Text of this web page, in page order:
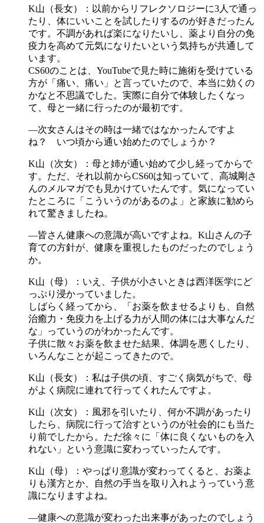
K山（長女）：以前からリフレクソロジーに3人で通っ
たり、体にいいことを試したりするのが好きだったん
です。不調があれば楽になりたいし、薬より自分の免
疫力を高めて元気になりたいという気持ちが共通して
います。
CS60のことは、YouTubeで見た時に施術を受けている
方が「痛い、痛い」と言っていたので、本当に効くの
かなと不思議でした。実際に自分で体験したくなっ
て、母と一緒に行ったのが最初です。
―次女さんはその時は一緒ではなかったんですよ
ね？ いつ頃から通い始めたのでしょうか？
K山（次女）：母と姉が通い始めて少し経ってからで
す。ただ、それ以前からCS60は知っていて、高城剛さ
んのメルマガでも見かけていたんです。気になってい
たところに「こういうのがあるのよ」と家族に勧めら
れて驚きましたね。
―皆さん健康への意識が高いですよね。K山さんの子
育ての方針が、健康を重視したものだったのでしょう
か。
K山（母）：いえ、子供が小さいときは西洋医学にど
っぷり浸かっていました。
しばらく経ってから、「お薬を飲ませるよりも、自然
治癒力・免疫力を上げる力が人間の体には大事なんだ
な」っていうのがわかったんです。
子供に散々お薬を飲ませた結果、体調を悪くしたり、
いろんなことが起こってきたので。
K山（長女）：私は子供の頃、すごく病気がちで、母
がよく病院に連れて行ってくれたんですよ。
K山（次女）：風邪を引いたり、何か不調があったり
したら、病院に行って治すというのが社会的にも当た
り前でしたから。ただ徐々に「体に良くないものを入
れない」という意識に変わっていったんです。
K山（母）：やっぱり意識が変わってくると、お薬よ
りも漢方とか、自然の手当を取り入れようっていう意
識になりますよね。
―健康への意識が変わった出来事があったのでしょう